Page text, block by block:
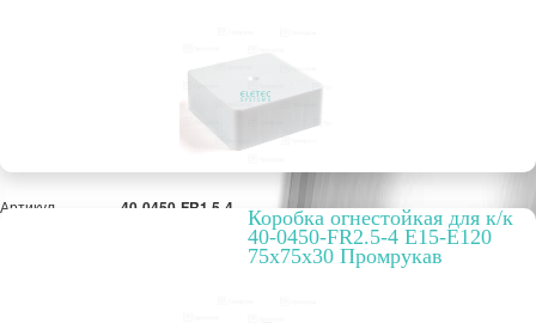
Артикул 40-0450-FR1.5-4
Коробка огнестойкая для к/к
40-0450-FR2.5-4 E15-E120
75x75x30 Промрукав